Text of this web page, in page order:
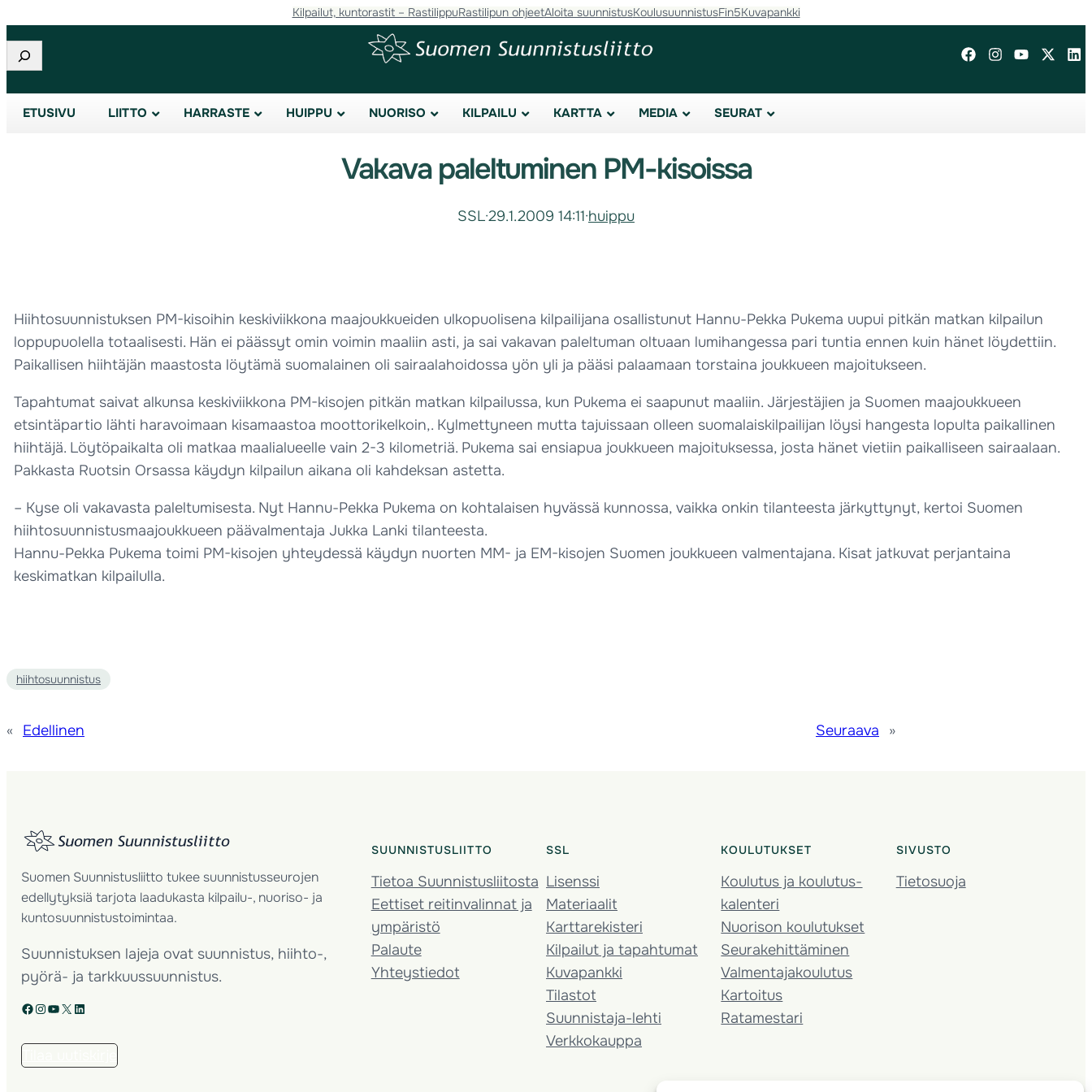
Kilpailut, kuntorastit – RastilippuRastilipun ohjeetAloita suunnistusKoulusuunnistusFin5Kuvapankki
Etsi
ETUSIVU LIITTO HARRASTE HUIPPU NUORISO KILPAILU KARTTA MEDIA SEURAT
Vakava paleltuminen PM-kisoissa
SSL·29.1.2009 14:11·huippu
Hiihtosuunnistuksen PM-kisoihin keskiviikkona maajoukkueiden ulkopuolisena kilpailijana osallistunut Hannu-Pekka Pukema uupui pitkän matkan kilpailun
loppupuolella totaalisesti. Hän ei päässyt omin voimin maaliin asti, ja sai vakavan paleltuman oltuaan lumihangessa pari tuntia ennen kuin hänet löydettiin.
Paikallisen hiihtäjän maastosta löytämä suomalainen oli sairaalahoidossa yön yli ja pääsi palaamaan torstaina joukkueen majoitukseen.
Tapahtumat saivat alkunsa keskiviikkona PM-kisojen pitkän matkan kilpailussa, kun Pukema ei saapunut maaliin. Järjestäjien ja Suomen maajoukkueen
etsintäpartio lähti haravoimaan kisamaastoa moottorikelkoin,. Kylmettyneen mutta tajuissaan olleen suomalaiskilpailijan löysi hangesta lopulta paikallinen
hiihtäjä. Löytöpaikalta oli matkaa maalialueelle vain 2-3 kilometriä. Pukema sai ensiapua joukkueen majoituksessa, josta hänet vietiin paikalliseen sairaalaan.
Pakkasta Ruotsin Orsassa käydyn kilpailun aikana oli kahdeksan astetta.
– Kyse oli vakavasta paleltumisesta. Nyt Hannu-Pekka Pukema on kohtalaisen hyvässä kunnossa, vaikka onkin tilanteesta järkyttynyt, kertoi Suomen
hiihtosuunnistusmaajoukkueen päävalmentaja Jukka Lanki tilanteesta.
Hannu-Pekka Pukema toimi PM-kisojen yhteydessä käydyn nuorten MM- ja EM-kisojen Suomen joukkueen valmentajana. Kisat jatkuvat perjantaina
keskimatkan kilpailulla.
hiihtosuunnistus
« Edellinen Seuraava »
Suomen Suunnistusliitto tukee suunnistusseurojen
edellytyksiä tarjota laadukasta kilpailu-, nuoriso- ja
kuntosuunnistustoimintaa.
Suunnistuksen lajeja ovat suunnistus, hiihto-,
pyörä- ja tarkkuussuunnistus.
Facebook Instagram YouTube X LinkedIn
SUUNNISTUSLIITTO
Tietoa Suunnistusliitosta
Eettiset reitinvalinnat ja
ympäristö
Palaute
Yhteystiedot
SSL
Lisenssi
Materiaalit
Karttarekisteri
Kilpailut ja tapahtumat
Kuvapankki
Tilastot
Suunnistaja-lehti
Verkkokauppa
KOULUTUKSET
Koulutus ja koulutus­
kalenteri
Nuorison koulutukset
Seura­kehittäminen
Valmentaja­koulutus
Kartoitus
Ratamestari
SIVUSTO
Tietosuoja